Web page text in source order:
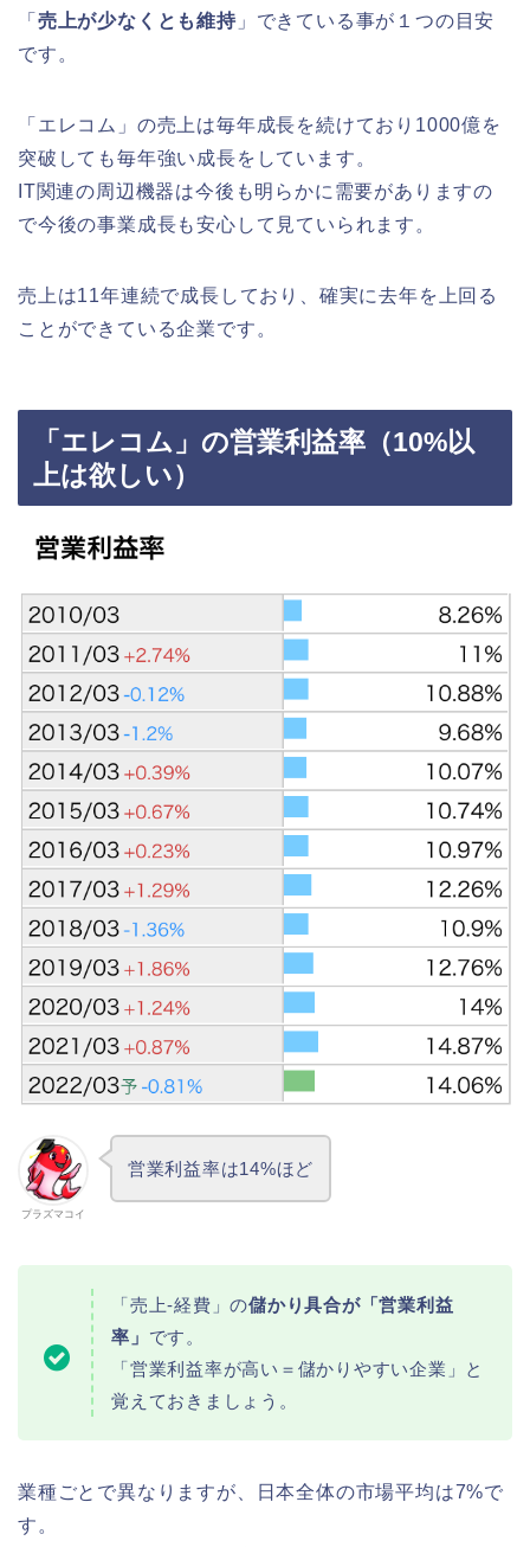
「 売上が少なくとも維持」できている事が１つの目安
です。
「エレコム」の売上は毎年成長を続けており1000億を
突破しても毎年強い成長をしています。
IT関連の周辺機器は今後も明らかに需要がありますの
で今後の事業成長も安心して見ていられます。
売上は11年連続で成長しており、確実に去年を上回る
ことができている企業です。
「エレコム」の営業利益率（10%以
上は欲しい）
プラズマコイ
営業利益率は14%ほど
「売上-経費」の儲かり具合が「営業利益
率」 です。
「営業利益率が高い＝儲かりやすい企業」と
覚えておきましょう。
業種ごとで異なりますが、日本全体の市場平均は7%で
す。